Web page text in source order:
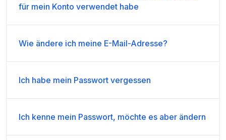
für mein Konto verwendet habe
Wie ändere ich meine E-Mail-Adresse?
Ich habe mein Passwort vergessen
Ich kenne mein Passwort, möchte es aber ändern